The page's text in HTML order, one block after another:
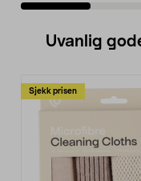
Uvanlig
Sjekk prisen